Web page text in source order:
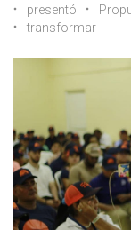
presentó
transformar